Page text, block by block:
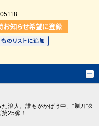
浪人。誰もがかばう中、“剃刀”久
25弾！